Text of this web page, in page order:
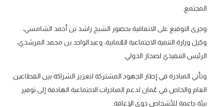
المجتمع.
وجرى التوقيع على الاتفاقية بحضور الشيخ راشد بن أحمد الشامسي،
وكيل وزارة التنمية الاجتماعية العُمانية، وعبدالواحد بن محمد المرشدي،
الرئيس التنفيذي لصحار الدولي.
وتأتي المبادرة في إطار الجهود المشتركة لتعزيز الشراكة بين القطاعين
العام والخاص في عُمان لدعم المبادرات الاجتماعية الهادفة إلى توفير
بيئة داعمة للأشخاص ذوي الإعاقة.